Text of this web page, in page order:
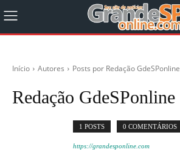
Início Autores Posts por Redação GdeSPonline
Redação GdeSPonline
1 POSTS 0 COMENTÁRIOS
https://grandesponline.com